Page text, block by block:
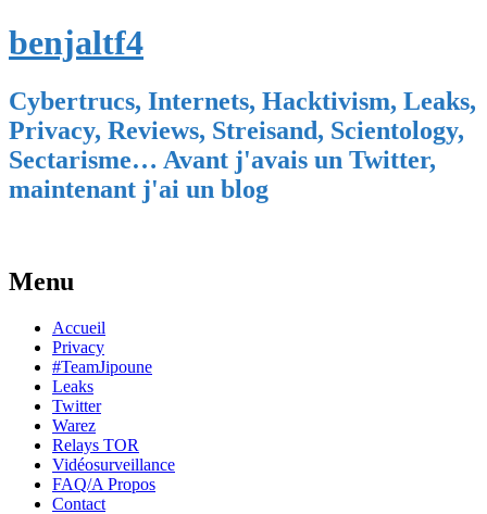
benjaltf4
Cybertrucs, Internets, Hacktivism, Leaks,
Privacy, Reviews, Streisand, Scientology,
Sectarisme… Avant j'avais un Twitter,
maintenant j'ai un blog
Menu
Skip
content
Accueil
Privacy
#TeamJipoune
Leaks
Twitter
Warez
Relays TOR
Vidéosurveillance
FAQ/A Propos
Contact